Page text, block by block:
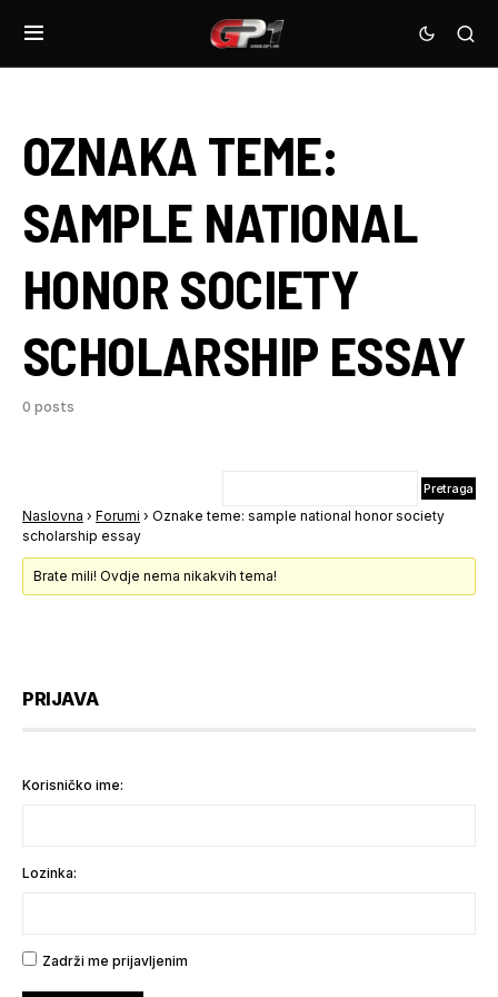
OZNAKA TEME:
SAMPLE NATIONAL
HONOR SOCIETY
SCHOLARSHIP ESSAY
0 posts
Naslovna › Forumi › Oznake teme: sample national honor society
scholarship essay
Brate mili! Ovdje nema nikakvih tema!
PRIJAVA
Korisničko ime:
Lozinka:
Zadrži me prijavljenim